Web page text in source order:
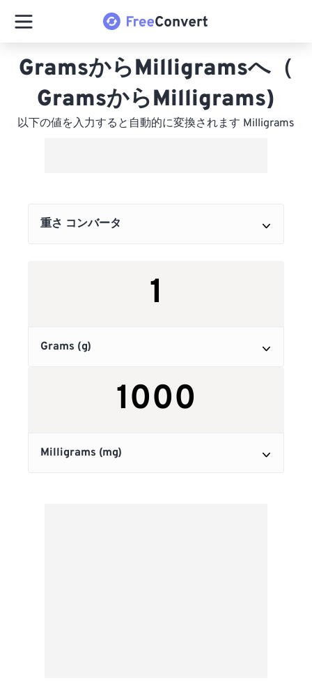
GramsからMilligramsへ（
GramsからMilligrams)
以下の値を入力すると自動的に変換されます Milligrams